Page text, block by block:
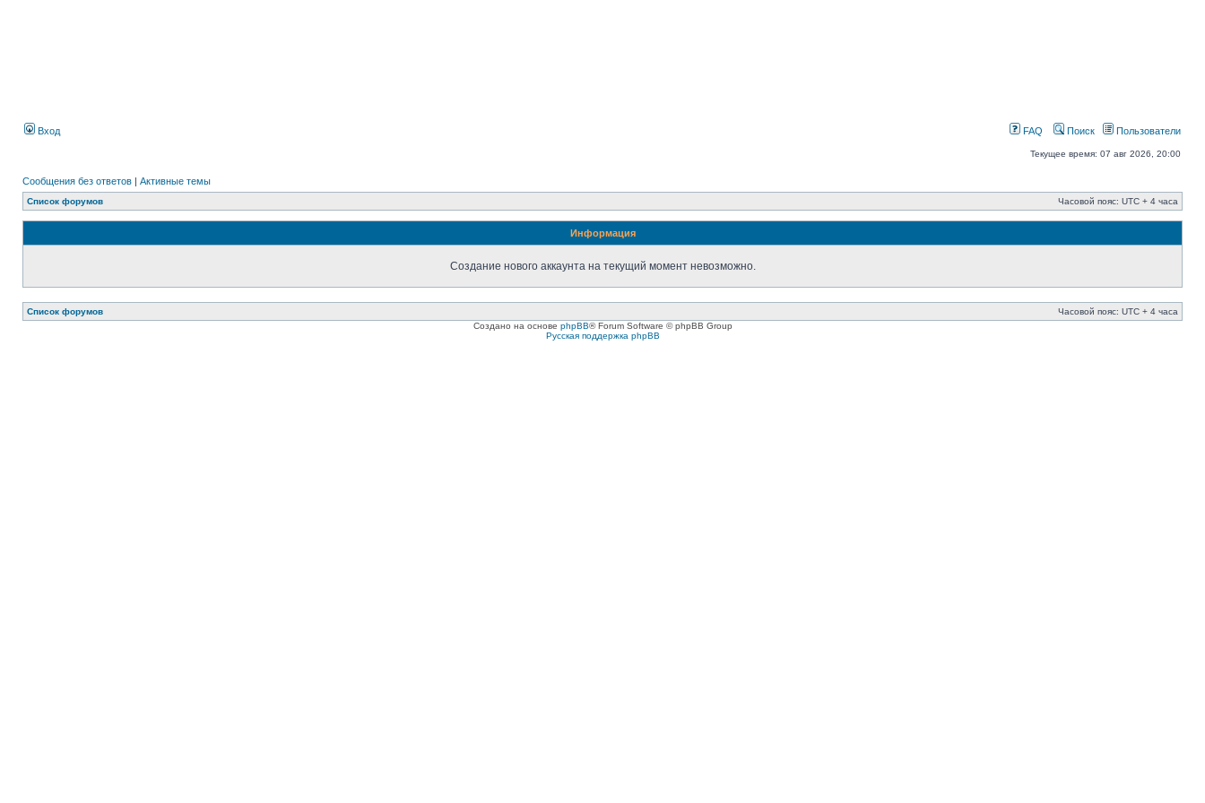
Вход FAQ Поиск Пользователи
Текущее время: 07 авг 2026, 20:00
Сообщения без ответов | Активные темы
Список форумов Часовой пояс: UTC + 4 часа
Информация
Создание нового аккаунта на текущий момент невозможно.
Список форумов
Часовой пояс: UTC + 4 часа
Создано на основе phpBB® Forum Software © phpBB Group
Русская поддержка phpBB